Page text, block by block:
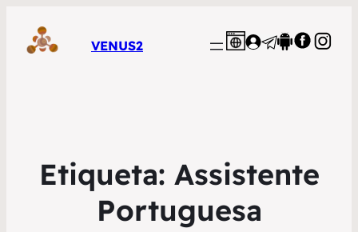
VENUS2
Etiqueta: Assistente
Portuguesa